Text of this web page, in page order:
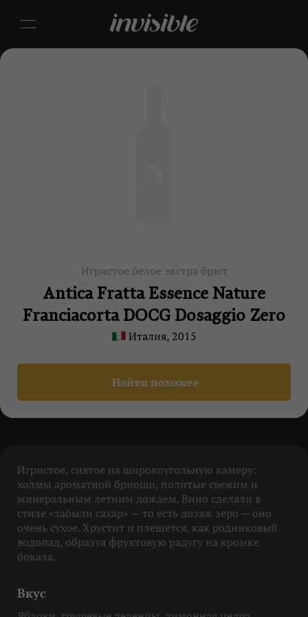
Игристое белое экстра брют
Antica Fratta Essence Nature
Franciacorta DOCG Dosaggio Zero
Италия, 2015
Найти похожее
Игристое, снятое на широкоугольную камеру:
холмы ароматной бриоши, политые свежим и
минеральным летним дождем. Вино сделали в
стиле «забыли сахар» — то есть дозаж зеро — оно
очень сухое. Хрустит и плещется, как родниковый
водопад, образуя фруктовую радугу на кромке
бокала.
Вкус